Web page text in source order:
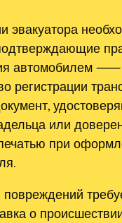
эвакуатора
автомобилем ⸺
регистрации
или
при
о